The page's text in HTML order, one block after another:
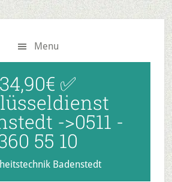
Menu
34,90€ ✅
->0511 -
55 10
Badenstedt